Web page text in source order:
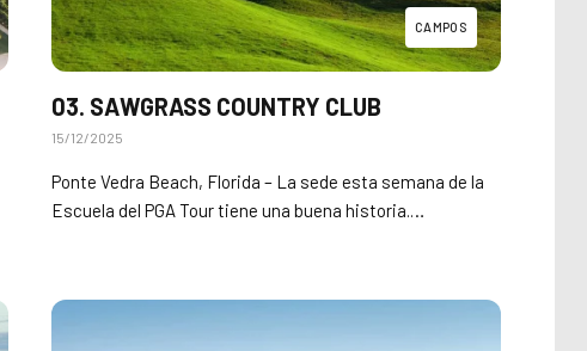
CAMPOS
03. SAWGRASS COUNTRY CLUB
15/12/2025
Ponte Vedra Beach, Florida – La sede esta semana de la
Escuela del PGA Tour tiene una buena historia.…